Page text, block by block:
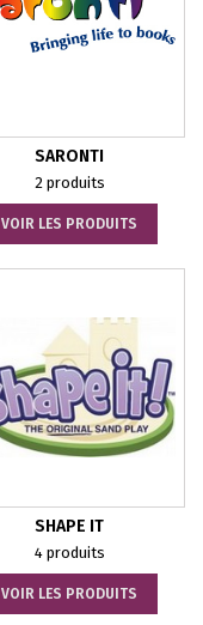
SARONTI
2 produits
VOIR LES PRODUITS
SHAPE IT
4 produits
VOIR LES PRODUITS